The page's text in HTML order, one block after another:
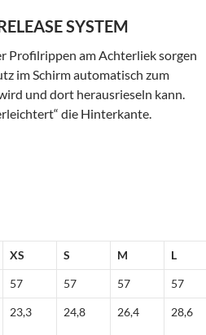
SYSTEM
Profilrippen am Achterliek sorgen
im Schirm automatisch zum
und dort herausrieseln kann.
die Hinterkante.
XS S M L
57 57 57 57
23,3 24,8 26,4 28,6